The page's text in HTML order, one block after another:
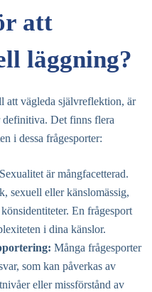
att
läggning?
att vägleda självreflektion, är
definitiva. Det finns flera
i dessa frågesporter:
Sexualitet är mångfacetterad.
sexuell eller känslomässig,
En frågesport
i dina känslor.
Många frågesporter
som kan påverkas av
eller missförstånd av